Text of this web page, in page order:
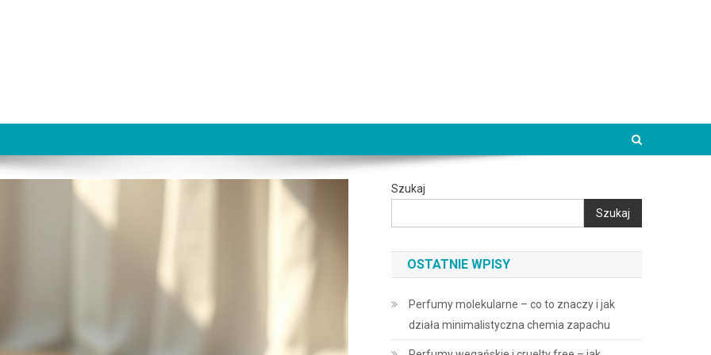
Szukaj
Szukaj
OSTATNIE WPISY
Perfumy molekularne – co to znaczy i jak
działa minimalistyczna chemia zapachu